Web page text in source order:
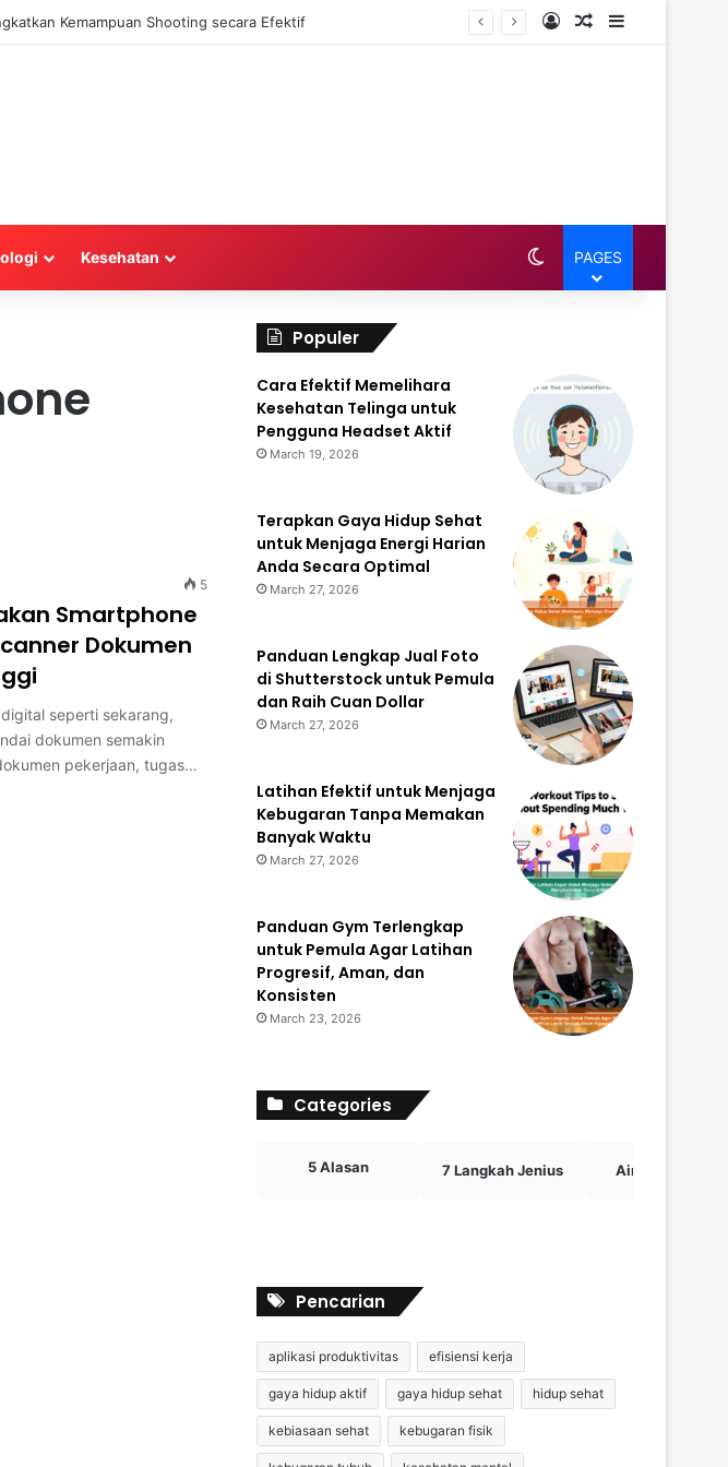
Kemampuan Shooting secara Efektif Log InRandom Article
Sidebar
Kesehatan Switch skin
PAGES
5
Smartphone
Dokumen
seperti sekarang,
dokumen semakin
pekerjaan, tugas…
Populer
Cara Efektif Memelihara
Kesehatan Telinga untuk
Pengguna Headset Aktif
March 19, 2026
Terapkan Gaya Hidup Sehat
untuk Menjaga Energi Harian
Anda Secara Optimal
March 27, 2026
Panduan Lengkap Jual Foto
di Shutterstock untuk Pemula
dan Raih Cuan Dollar
March 27, 2026
Latihan Efektif untuk Menjaga
Kebugaran Tanpa Memakan
Banyak Waktu
March 27, 2026
Panduan Gym Terlengkap
untuk Pemula Agar Latihan
Progresif, Aman, dan
Konsisten
March 23, 2026
Categories
5 Alasan 7 Langkah Jenius Airdrop Crypto
Pencarian
aplikasi produktivitas efisiensi kerja
gaya hidup aktif gaya hidup sehat hidup sehat
kebiasaan sehat kebugaran fisik